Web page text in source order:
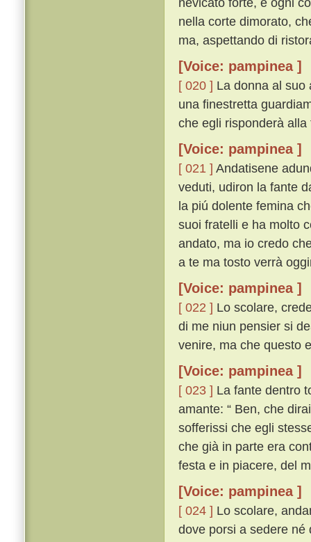
nella corte dimorato,
ma, aspettando di
[Voice: pampinea ]
[ 020 ] La donna al suo
una finestretta
che egli risponderà
[Voice: pampinea ]
[ 021 ] Andatisene
veduti, udiron la fante
la piú dolente femina
suoi fratelli e ha molto
andato, ma io credo
a te ma tosto verrà
[Voice: pampinea ]
[ 022 ] Lo scolare,
di me niun pensier si
venire, ma che questo
[Voice: pampinea ]
[ 023 ] La fante dentro
amante: “ Ben, che
sofferissi che egli
che già in parte era
festa e in piacere, del
[Voice: pampinea ]
[ 024 ] Lo scolare,
dove porsi a sedere né